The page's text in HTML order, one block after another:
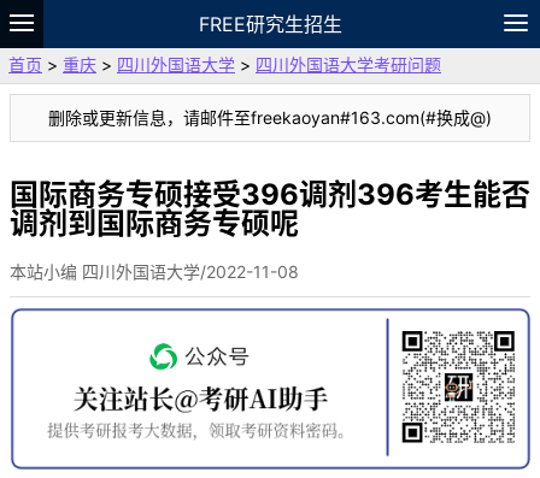
FREE研究生招生
题库
故事 专题 APP 笔记
论坛
VIP
资料
首页 > 重庆 > 四川外国语大学 > 四川外国语大学考研问题
删除或更新信息，请邮件至freekaoyan#163.com(#换成@)
国际商务专硕接受396调剂396考生能否
调剂到国际商务专硕呢
本站小编 四川外国语大学/2022-11-08